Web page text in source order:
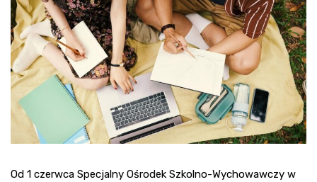
Od 1 czerwca Specjalny Ośrodek Szkolno-Wychowawczy w